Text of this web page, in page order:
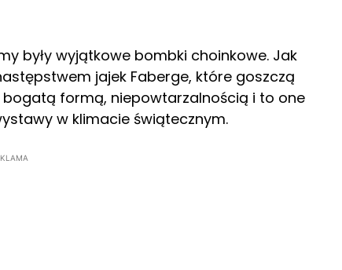
były wyjątkowe bombki choinkowe. Jak
jajek Faberge, które goszczą
formą, niepowtarzalnością i to one
w klimacie świątecznym.